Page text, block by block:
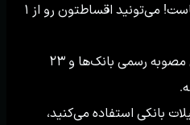
انتخاب با شماست! می‌تونید اقساطتون رو از ۱
نرخ تسهیلات طبق مصوبه رسمی بانک‌ها و ۲۳
بانکی استفاده می‌کنید،